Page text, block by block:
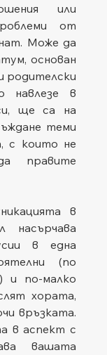
или
от
Може да
основан
родителски
навлезе в
ще са на
теми
с които не
правите
в
насърчава
в една
(по
и по-малко
хората,
връзката.
в аспект с
вашата